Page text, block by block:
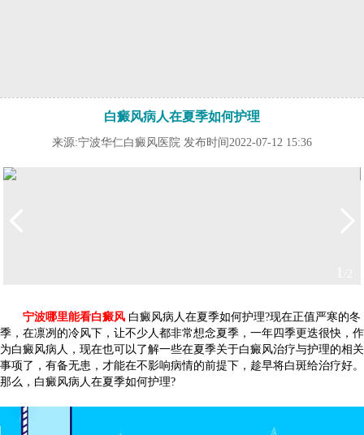
白癜风病人在夏季如何护理
来源:宁波华仁白癜风医院 发布时间2022-07-12 15:36
宁波哪里能看白癜风 白癜风病人在夏季如何护理?现在正值严寒的冬
季，在凛冽的冷风下，让不少人都非常想念夏季，一年四季更迭很快，作
为白癜风病人，现在也可以了解一些在夏季关于白癜风治疗与护理的相关
事项了，有备无患，才能在不影响病情的前提下，趁早将白斑给治疗好。
那么，白癜风病人在夏季如何护理?